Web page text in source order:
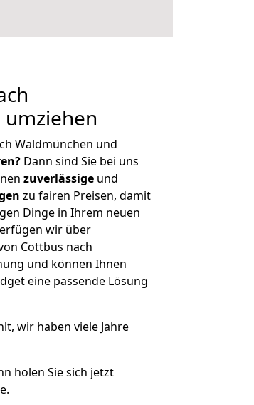
Waldmünchen und
Dann sind Sie bei uns
zuverlässige und
zu fairen Preisen, damit
Dinge in Ihrem neuen
wir über
Cottbus nach
und können Ihnen
eine passende Lösung
wir haben viele Jahre
holen Sie sich jetzt